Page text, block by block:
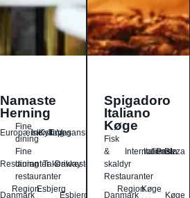
Namaste
Herning
Europæisk
Fine
dining
Indisk
Kylling
Tapas
Vegansk
Restauranter
Fine
dining
restauranter
Takeaway
Drikkesteder
Danmark
RegionEsbjerg
Esbjerg
Spigadoro
Italiano
Køge
Fisk
&
skaldyr
International
Italiensk
Pasta
Pizza
Restauranter
Danmark
RegionKøge
Køge